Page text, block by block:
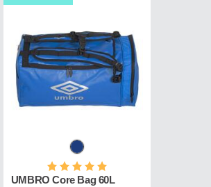
Betyg:
UMBRO Core Bag 60L